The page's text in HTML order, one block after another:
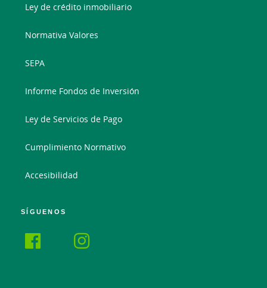
Ley de crédito inmobiliario
Normativa Valores
SEPA
Informe Fondos de Inversión
Ley de Servicios de Pago
Cumplimiento Normativo
Accesibilidad
SÍGUENOS